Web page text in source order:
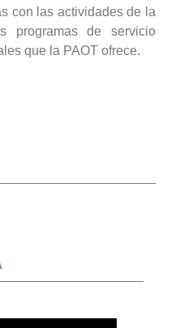
con las actividades de la
programas de servicio
que la PAOT ofrece.